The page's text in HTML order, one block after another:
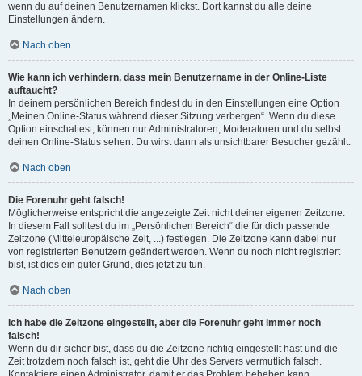
wenn du auf deinen Benutzernamen klickst. Dort kannst du alle deine
Einstellungen ändern.
Nach oben
Wie kann ich verhindern, dass mein Benutzername in der Online-Liste
auftaucht?
In deinem persönlichen Bereich findest du in den Einstellungen eine Option
„Meinen Online-Status während dieser Sitzung verbergen“. Wenn du diese
Option einschaltest, können nur Administratoren, Moderatoren und du selbst
deinen Online-Status sehen. Du wirst dann als unsichtbarer Besucher gezählt.
Nach oben
Die Forenuhr geht falsch!
Möglicherweise entspricht die angezeigte Zeit nicht deiner eigenen Zeitzone.
In diesem Fall solltest du im „Persönlichen Bereich“ die für dich passende
Zeitzone (Mitteleuropäische Zeit, ...) festlegen. Die Zeitzone kann dabei nur
von registrierten Benutzern geändert werden. Wenn du noch nicht registriert
bist, ist dies ein guter Grund, dies jetzt zu tun.
Nach oben
Ich habe die Zeitzone eingestellt, aber die Forenuhr geht immer noch
falsch!
Wenn du dir sicher bist, dass du die Zeitzone richtig eingestellt hast und die
Zeit trotzdem noch falsch ist, geht die Uhr des Servers vermutlich falsch.